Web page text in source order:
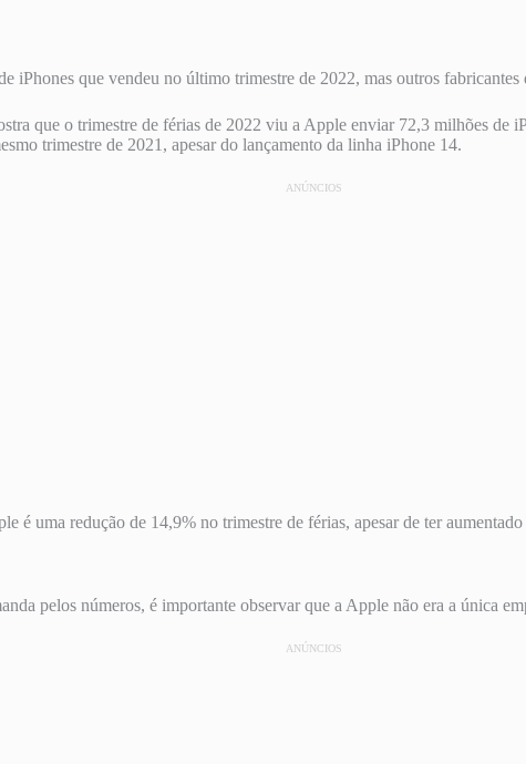
iPhones que vendeu no último trimestre de 2022, mas outros
que o trimestre de férias de 2022 viu a Apple enviar 72,3 milhões de
trimestre de 2021, apesar do lançamento da linha iPhone 14.
ANÚNCIOS
é uma redução de 14,9% no trimestre de férias, apesar de ter
pelos números, é importante observar que a Apple não era a única
ANÚNCIOS